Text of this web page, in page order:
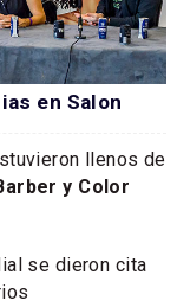
en Salon
llenos de
y Color
se dieron cita